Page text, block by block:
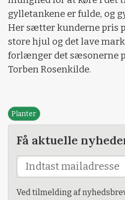
gylletankene er fulde, og
Her sætter kunderne pris
store hjul og det lave
forlænger det sæsonerne
Torben Rosenkilde.
Planter
Få aktuelle
Ved tilmelding af